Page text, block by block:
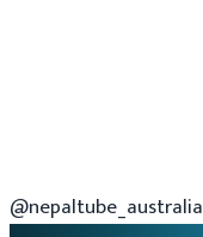
@nepaltube_australia